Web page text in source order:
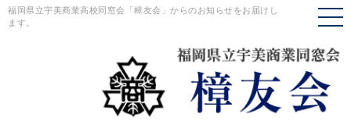
福岡県立宇美商業高校同窓会「樟友会」からのお知らせをお届けし
ます。